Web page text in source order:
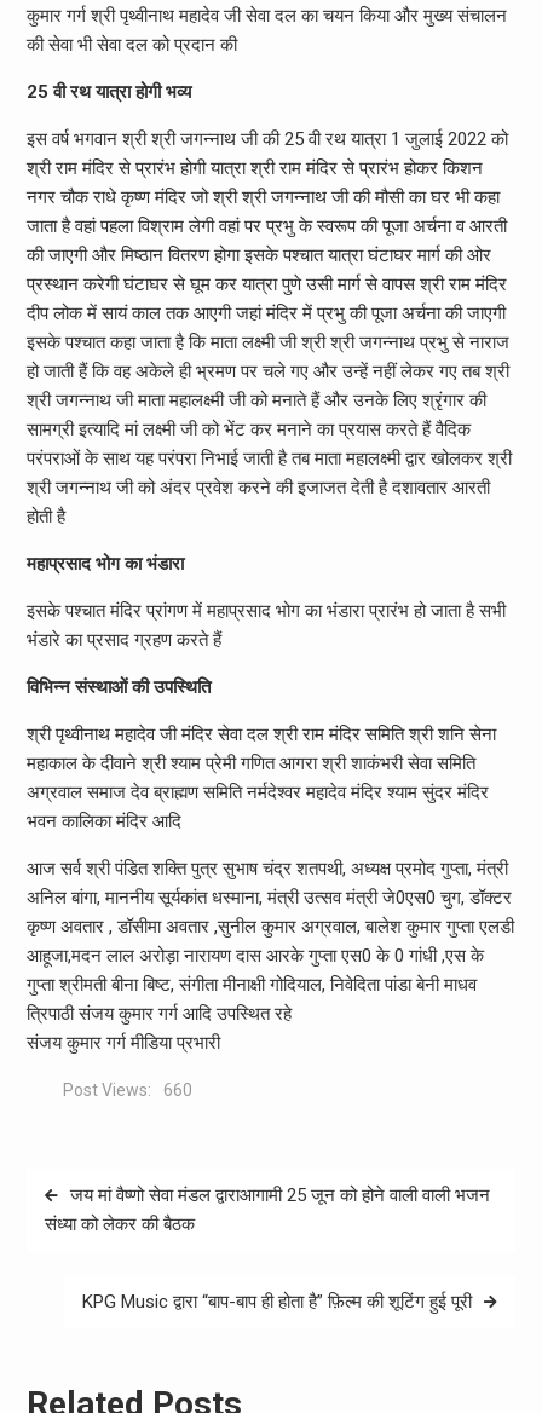
कुमार गर्ग श्री पृथ्वीनाथ महादेव जी सेवा दल का चयन किया और मुख्य संचालन
की सेवा भी सेवा दल को प्रदान की
25 वी रथ यात्रा होगी भव्य
इस वर्ष भगवान श्री श्री जगन्नाथ जी की 25 वी रथ यात्रा 1 जुलाई 2022 को
श्री राम मंदिर से प्रारंभ होगी यात्रा श्री राम मंदिर से प्रारंभ होकर किशन
नगर चौक राधे कृष्ण मंदिर जो श्री श्री जगन्नाथ जी की मौसी का घर भी कहा
जाता है वहां पहला विश्राम लेगी वहां पर प्रभु के स्वरूप की पूजा अर्चना व आरती
की जाएगी और मिष्ठान वितरण होगा इसके पश्चात यात्रा घंटाघर मार्ग की ओर
प्रस्थान करेगी घंटाघर से घूम कर यात्रा पुणे उसी मार्ग से वापस श्री राम मंदिर
दीप लोक में सायं काल तक आएगी जहां मंदिर में प्रभु की पूजा अर्चना की जाएगी
इसके पश्चात कहा जाता है कि माता लक्ष्मी जी श्री श्री जगन्नाथ प्रभु से नाराज
हो जाती हैं कि वह अकेले ही भ्रमण पर चले गए और उन्हें नहीं लेकर गए तब श्री
श्री जगन्नाथ जी माता महालक्ष्मी जी को मनाते हैं और उनके लिए श्रृंगार की
सामग्री इत्यादि मां लक्ष्मी जी को भेंट कर मनाने का प्रयास करते हैं वैदिक
परंपराओं के साथ यह परंपरा निभाई जाती है तब माता महालक्ष्मी द्वार खोलकर श्री
श्री जगन्नाथ जी को अंदर प्रवेश करने की इजाजत देती है दशावतार आरती
होती है
महाप्रसाद भोग का भंडारा
इसके पश्चात मंदिर प्रांगण में महाप्रसाद भोग का भंडारा प्रारंभ हो जाता है सभी
भंडारे का प्रसाद ग्रहण करते हैं
विभिन्न संस्थाओं की उपस्थिति
श्री पृथ्वीनाथ महादेव जी मंदिर सेवा दल श्री राम मंदिर समिति श्री शनि सेना
महाकाल के दीवाने श्री श्याम प्रेमी गणित आगरा श्री शाकंभरी सेवा समिति
अग्रवाल समाज देव ब्राह्मण समिति नर्मदेश्वर महादेव मंदिर श्याम सुंदर मंदिर
भवन कालिका मंदिर आदि
आज सर्व श्री पंडित शक्ति पुत्र सुभाष चंद्र शतपथी, अध्यक्ष प्रमोद गुप्ता, मंत्री
अनिल बांगा, माननीय सूर्यकांत धस्माना, मंत्री उत्सव मंत्री जे0एस0 चुग, डॉक्टर
कृष्ण अवतार , डॉसीमा अवतार ,सुनील कुमार अग्रवाल, बालेश कुमार गुप्ता एलडी
आहूजा,मदन लाल अरोड़ा नारायण दास आरके गुप्ता एस0 के 0 गांधी ,एस के
गुप्ता श्रीमती बीना बिष्ट, संगीता मीनाक्षी गोदियाल, निवेदिता पांडा बेनी माधव
त्रिपाठी संजय कुमार गर्ग आदि उपस्थित रहे
संजय कुमार गर्ग मीडिया प्रभारी
Post Views: 660
Post
navigation
जय मां वैष्णो सेवा मंडल द्वाराआगामी 25 जून को होने वाली वाली भजन
संध्या को लेकर की बैठक
KPG Music द्वारा “बाप-बाप ही होता है” फ़िल्म की शूटिंग हुई पूरी
Related Posts